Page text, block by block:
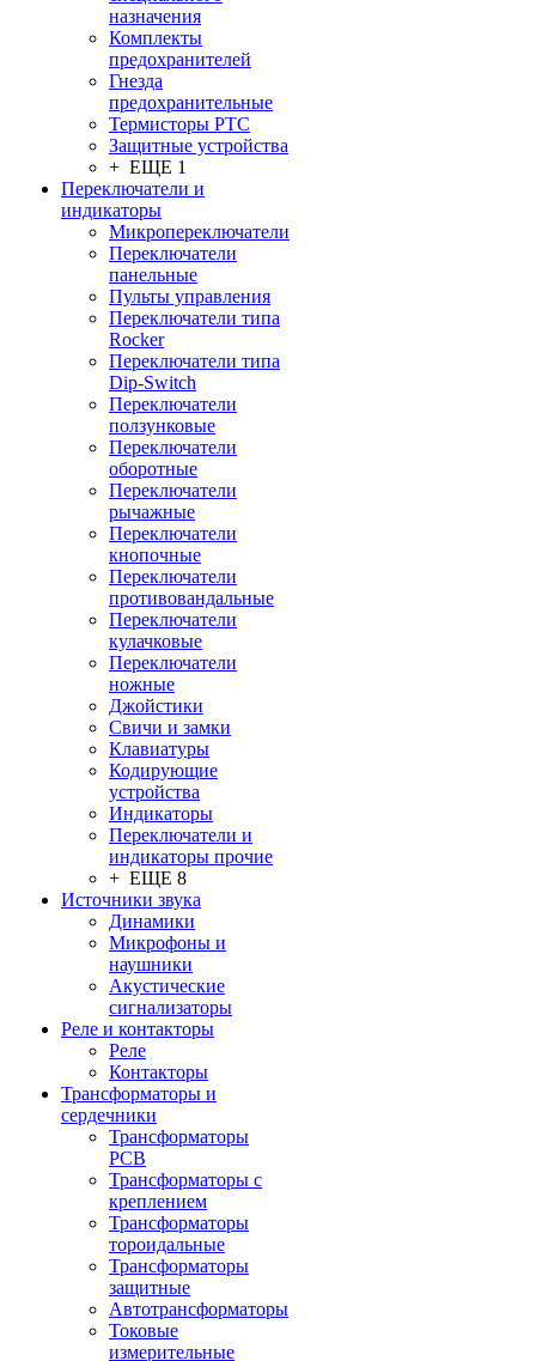
назначения
Комплекты
предохранителей
Гнезда
предохранительные
Термисторы PTC
Защитные устройства
+ ЕЩЕ 1
Переключатели и
индикаторы
Микропереключатели
Переключатели
панельные
Пульты управления
Переключатели типа
Rocker
Переключатели типа
Dip-Switch
Переключатели
ползунковые
Переключатели
оборотные
Переключатели
рычажные
Переключатели
кнопочные
Переключатели
противовандальные
Переключатели
кулачковые
Переключатели
ножные
Джойстики
Свичи и замки
Клавиатуры
Кодирующие
устройства
Индикаторы
Переключатели и
индикаторы прочие
+ ЕЩЕ 8
Источники звука
Динамики
Микрофоны и
наушники
Акустические
сигнализаторы
Реле и контакторы
Реле
Контакторы
Трансформаторы и
сердечники
Трансформаторы
PCB
Трансформаторы с
креплением
Трансформаторы
тороидальные
Трансформаторы
защитные
Автотрансформаторы
Токовые
измерительные